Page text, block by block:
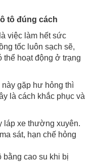
tô đúng cách
việc làm hết sức
tốc luôn sạch sẽ,
thể hoạt động ở trạng
gặp hư hỏng thì
là cách khắc phục và
láp xe thường xuyên.
sát, hạn chế hỏng
cao su khi bị